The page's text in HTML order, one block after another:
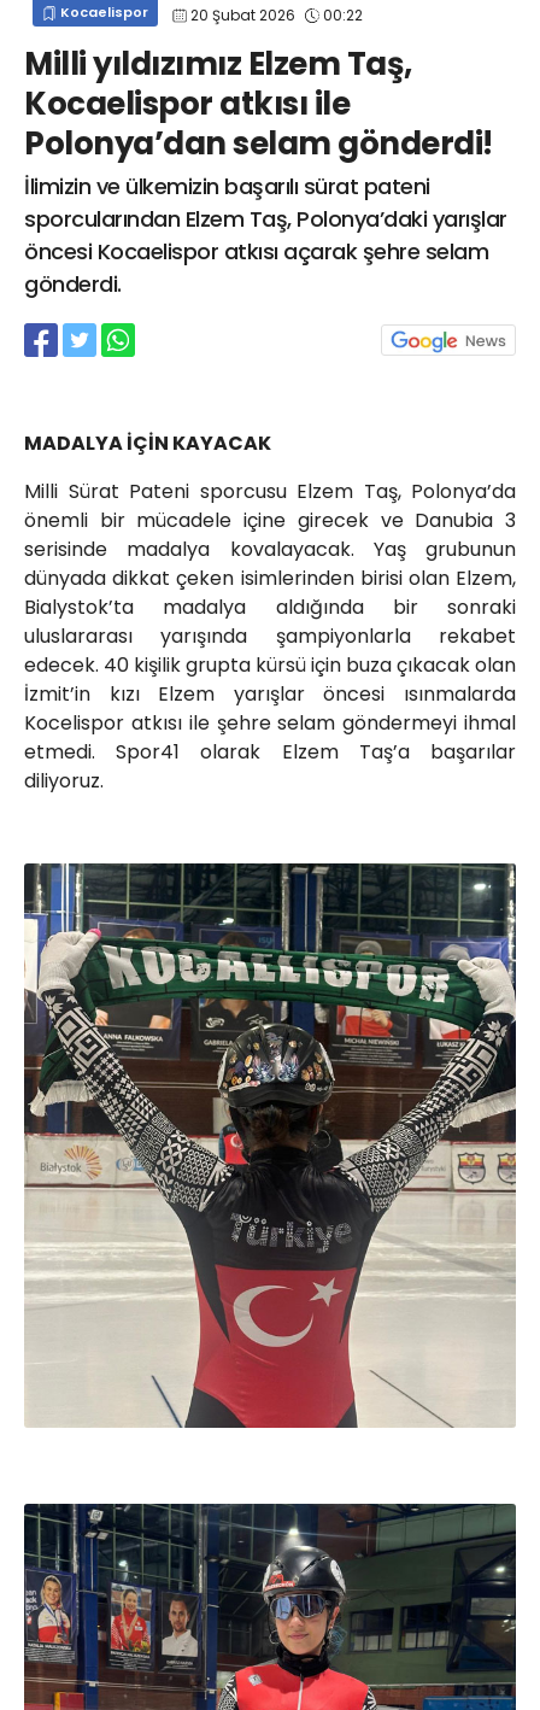
Kocaelispor 20 Şubat 2026 00:22
Milli yıldızımız Elzem Taş,
Kocaelispor atkısı ile
Polonya’dan selam gönderdi!
İlimizin ve ülkemizin başarılı sürat pateni
sporcularından Elzem Taş, Polonya’daki yarışlar
öncesi Kocaelispor atkısı açarak şehre selam
gönderdi.
MADALYA İÇİN KAYACAK
Milli Sürat Pateni sporcusu Elzem Taş, Polonya’da
önemli bir mücadele içine girecek ve Danubia 3
serisinde madalya kovalayacak. Yaş grubunun
dünyada dikkat çeken isimlerinden birisi olan Elzem,
Bialystok’ta madalya aldığında bir sonraki
uluslararası yarışında şampiyonlarla rekabet
edecek. 40 kişilik grupta kürsü için buza çıkacak olan
İzmit’in kızı Elzem yarışlar öncesi ısınmalarda
Kocelispor atkısı ile şehre selam göndermeyi ihmal
etmedi. Spor41 olarak Elzem Taş’a başarılar
diliyoruz.
info@spor41.com